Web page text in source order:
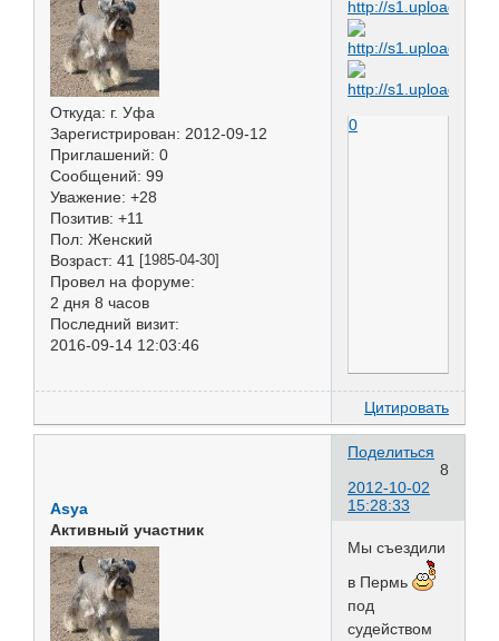
Откуда: г. Уфа
Зарегистрирован: 2012-09-12
Приглашений: 0
Сообщений: 99
Уважение: +28
Позитив: +11
Пол: Женский
Возраст: 41 [1985-04-30]
Провел на форуме:
2 дня 8 часов
Последний визит:
2016-09-14 12:03:46
0
Цитировать
Поделиться
8
2012-10-02
15:28:33
Asya
Активный участник
Мы съездили
в Пермь
под
судейством